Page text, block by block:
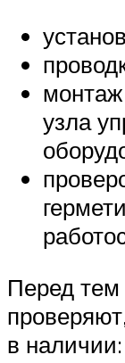
узла
Перед тем
в наличии: